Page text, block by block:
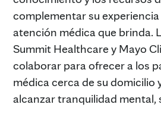
complementar su
atención médica que brinda.
Summit Healthcare y Mayo
colaborar para ofrecer a los
médica cerca de su domicilio
alcanzar tranquilidad mental,